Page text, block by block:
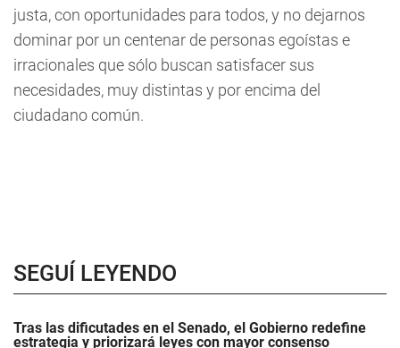
justa, con oportunidades para todos, y no dejarnos
dominar por un centenar de personas egoístas e
irracionales que sólo buscan satisfacer sus
necesidades, muy distintas y por encima del
ciudadano común.
SEGUÍ LEYENDO
Tras las dificutades en el Senado, el Gobierno redefine
estrategia y priorizará leyes con mayor consenso